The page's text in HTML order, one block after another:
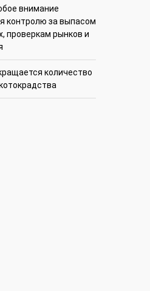
внимание
контролю за выпасом
проверкам рынков и
количество